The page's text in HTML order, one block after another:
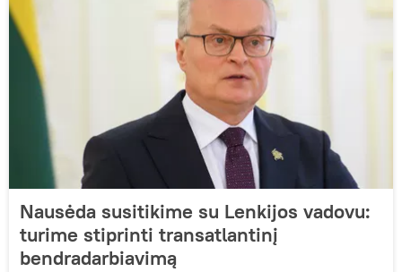
Nausėda susitikime su Lenkijos vadovu:
turime stiprinti transatlantinį
bendradarbiavimą